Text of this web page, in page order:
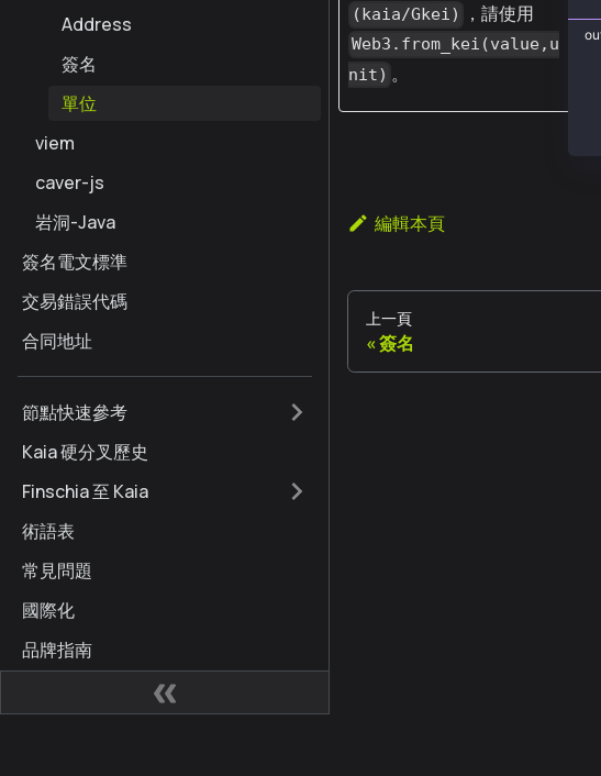
Address
簽名
單位
viem
caver-js
岩洞-Java
簽名電文標準
交易錯誤代碼
合同地址
節點快速參考
Kaia 硬分叉歷史
Finschia 至 Kaia
術語表
常見問題
國際化
品牌指南
(kaia/Gkei) ，請使用
Web3.from_kei(value,u
nit) 。
編輯本頁
上一頁
簽名